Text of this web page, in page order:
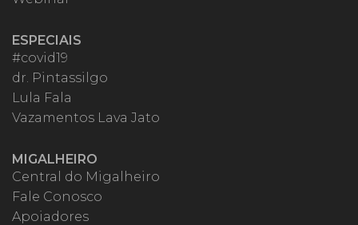
ESPECIAIS
#covid19
dr. Pintassilgo
Lula Fala
Vazamentos Lava Jato
MIGALHEIRO
Central do Migalheiro
Fale Conosco
Apoiadores